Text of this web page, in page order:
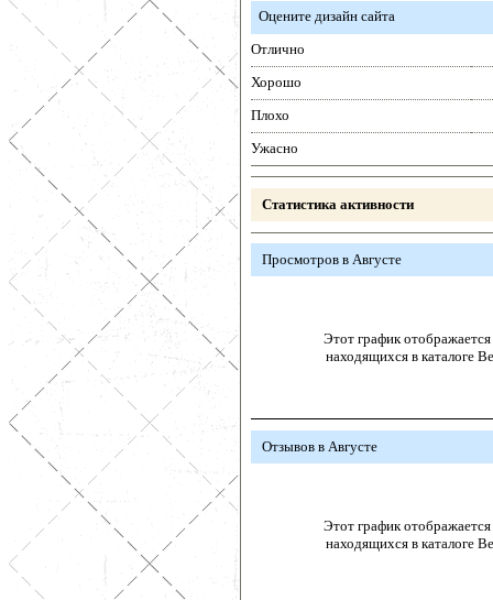
Оцените дизайн сайта
Отлично
Хорошо
Плохо
Ужасно
Статистика активности
Просмотров в Августе
Этот график отображается
находящихся в каталоге
Отзывов в Августе
Этот график отображается
находящихся в каталоге